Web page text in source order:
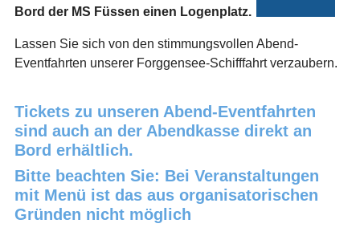
Bord der MS Füssen einen Logenplatz.
Lassen Sie sich von den stimmungsvollen Abend-
Eventfahrten unserer Forggensee-Schifffahrt verzaubern.
Tickets zu unseren Abend-Eventfahrten
sind auch an der Abendkasse direkt an
Bord erhältlich.
Bitte beachten Sie: Bei Veranstaltungen
mit Menü ist das aus organisatorischen
Gründen nicht möglich